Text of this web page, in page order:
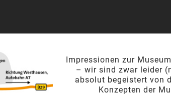
Impressionen zur
– wir sind zwar leider
absolut begeistert von
Konzepten der